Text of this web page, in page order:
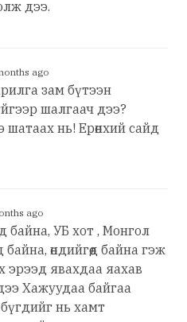
дээ.
ago
зам бүтээн
шалгаач дээ?
нь! Ерөнхий сайд
ago
байна, УБ хот , Монгол
өндийгөөд байна гэж
эрээд явахдаа яахав
Хажуудаа байгаа
нь хамт